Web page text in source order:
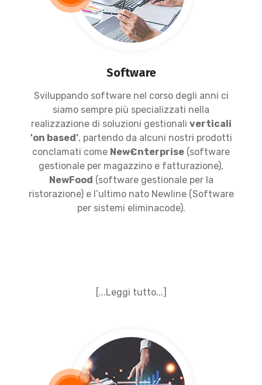
Software
Sviluppando software nel corso degli anni ci
siamo sempre più specializzati nella
realizzazione di soluzioni gestionali verticali
'on based', partendo da alcuni nostri prodotti
conclamati come New€nterprise (software
gestionale per magazzino e fatturazione),
NewFood (software gestionale per la
ristorazione) e l’ultimo nato Newline (Software
per sistemi eliminacode).
[...Leggi tutto...]